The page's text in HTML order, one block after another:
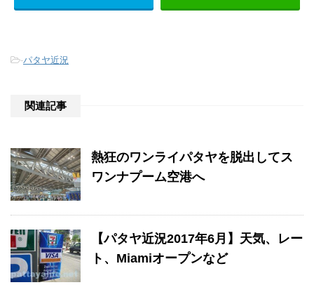
-パタヤ近況
関連記事
熱狂のワンライパタヤを脱出してス
ワンナプーム空港へ
【パタヤ近況2017年6月】天気、レー
ト、Miamiオープンなど